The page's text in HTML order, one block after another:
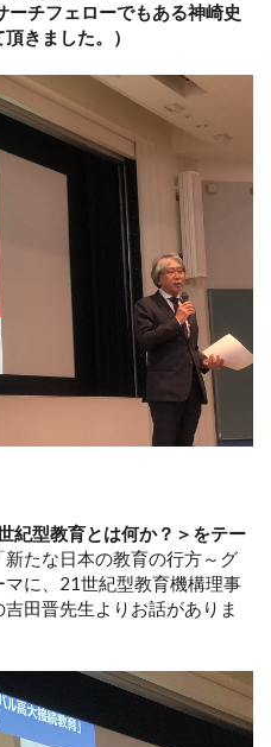
チフェローでもある神崎史
きました。）
紀型教育とは何か？＞をテー
「新たな日本の教育の行方～グ
に、21世紀型教育機構理事
田晋先生よりお話がありま